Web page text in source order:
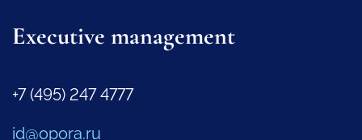
Executive management
+7 (495) 247 4777
id@opora.ru